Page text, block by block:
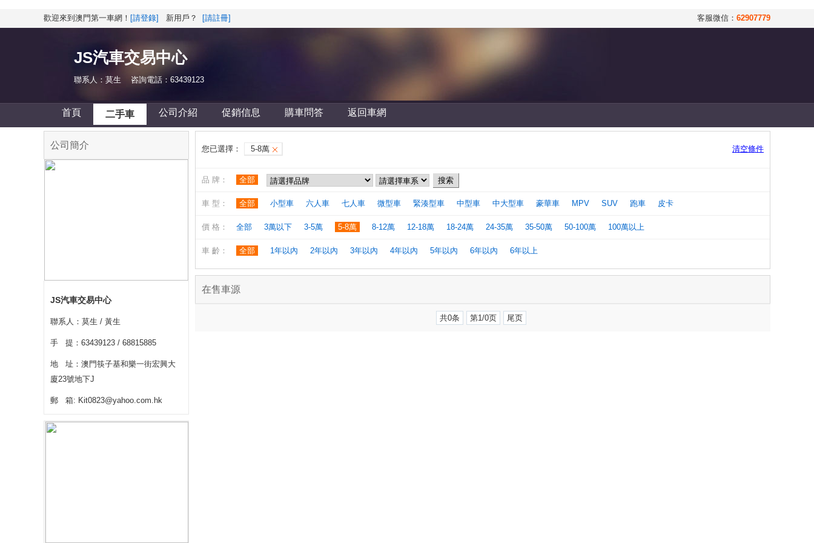
歡迎來到澳門第一車網！ [請登錄] 新用戶？ [請註冊] 客服微信： 62907779
JS汽車交易中心
聯系人：莫生 咨詢電話：63439123
首頁 二手車 公司介紹 促銷信息 購車問答 返回車網
公司簡介
JS汽車交易中心
聯系人：莫生 / 黃生
手 提：63439123 / 68815885
地 址：澳門筷子基和樂一街宏興大
廈23號地下J
郵 箱: Kit0823@yahoo.com.hk
清空條件
您已選擇： 5-8萬
品 牌： 全部
車 型： 全部 小型車 六人車 七人車 微型車 緊湊型車 中型車 中大型車 豪華車 MPV SUV 跑車 皮卡
價 格： 全部 3萬以下 3-5萬 5-8萬 8-12萬 12-18萬 18-24萬 24-35萬 35-50萬 50-100萬 100萬以上
車 齡： 全部 1年以內 2年以內 3年以內 4年以內 5年以內 6年以內 6年以上
在售車源
共0条 第1/0页 尾页